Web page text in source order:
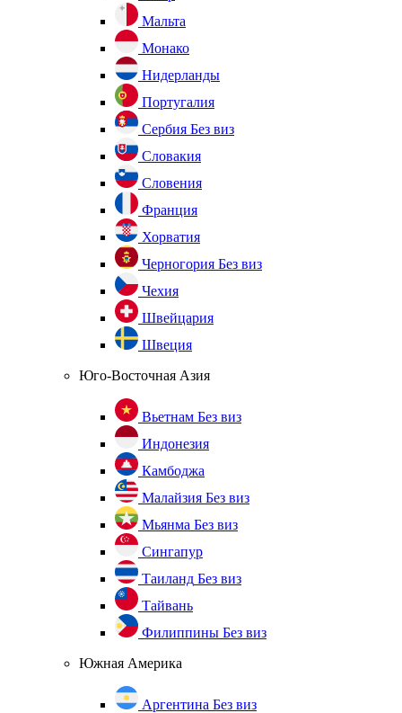
Мальта
Монако
Нидерланды
Португалия
Сербия Без виз
Словакия
Словения
Франция
Хорватия
Черногория Без виз
Чехия
Швейцария
Швеция
Юго-Восточная Азия
Вьетнам Без виз
Индонезия
Камбоджа
Малайзия Без виз
Мьянма Без виз
Сингапур
Таиланд Без виз
Тайвань
Филиппины Без виз
Южная Америка
Аргентина Без виз